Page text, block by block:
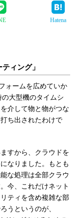
Hatena
ィング」
ォームを広めていか
大型機のタイムシ
介して物と物がつな
ち出されたわけで
すから、クラウドを
なりました。もとも
な処理は全部クラウ
今、これだけネット
ティを含め複雑な部
うというのが、